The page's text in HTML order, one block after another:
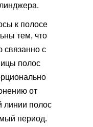
к полосе
тем, что
с
полос
от
линии полос
период.